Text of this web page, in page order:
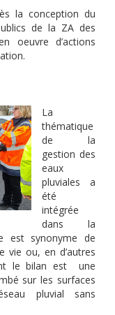
la conception du
de la ZA des
oeuvre d’actions
La
thématique
de la
gestion des
eaux
pluviales a
été
intégrée
dans la
est synonyme de
vie ou, en d’autres
le bilan est une
sur les surfaces
pluvial sans